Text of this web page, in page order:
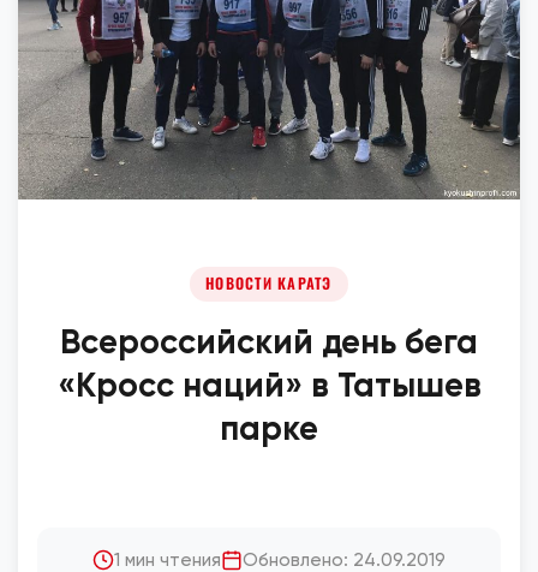
НОВОСТИ КАРАТЭ
Всероссийский день бега
«Кросс наций» в Татышев
парке
1 мин чтения
Обновлено: 24.09.2019